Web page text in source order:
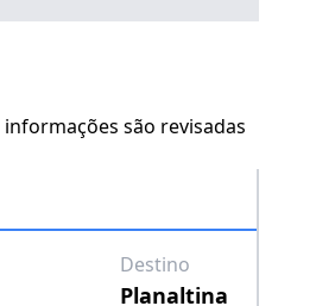
são revisadas
Destino
Planaltina